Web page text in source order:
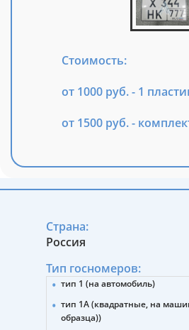
Стоимость:
от 1000 руб. - 1
от 1500 руб. -
Страна:
Россия
Тип госномеров:
тип 1 (на автомобиль)
тип 1А (квадратные, на
образца))